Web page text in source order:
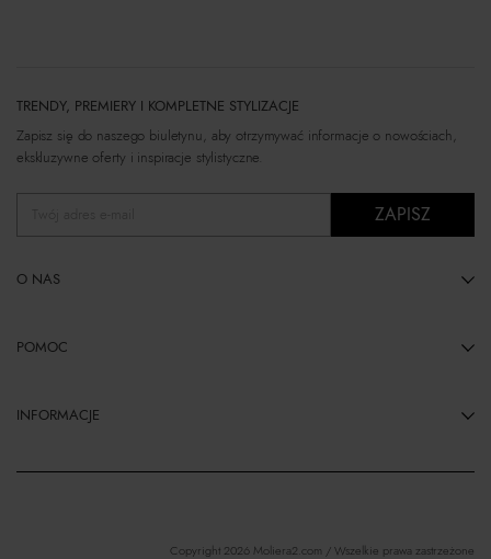
TRENDY, PREMIERY I KOMPLETNE STYLIZACJE
Zapisz się do naszego biuletynu, aby otrzymywać informacje o nowościach,
ekskluzywne oferty i inspiracje stylistyczne.
ZAPISZ
O NAS
POMOC
INFORMACJE
Copyright 2026 Moliera2.com / Wszelkie prawa zastrzeżone